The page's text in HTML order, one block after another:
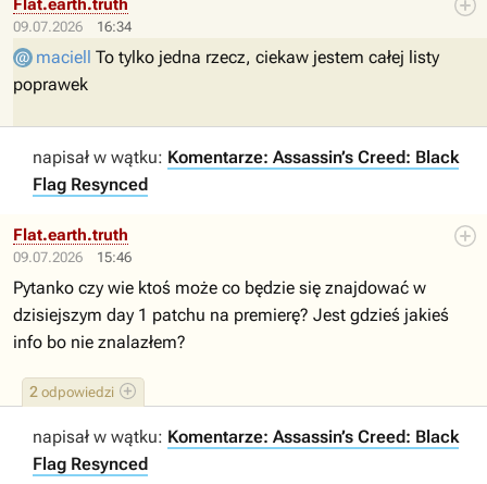
09.07.2026 16:34
Flat.earth.truth
maciell To tylko jedna rzecz, ciekaw jestem całej listy
poprawek
napisał w wątku: Komentarze: Assassin’s Creed: Black
Flag Resynced
09.07.2026 15:46
2 odpowiedzi
Flat.earth.truth
Pytanko czy wie ktoś może co będzie się znajdować w
dzisiejszym day 1 patchu na premierę? Jest gdzieś jakieś
info bo nie znalazłem?
napisał w wątku: Komentarze: Assassin’s Creed: Black
Flag Resynced